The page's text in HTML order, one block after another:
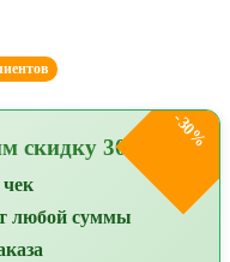
-30%
скидку 30%!
любой суммы